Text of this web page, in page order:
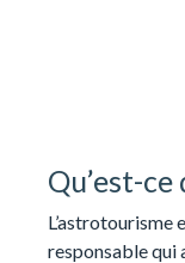
Qu’est-
L’astrotourisme
responsable qui